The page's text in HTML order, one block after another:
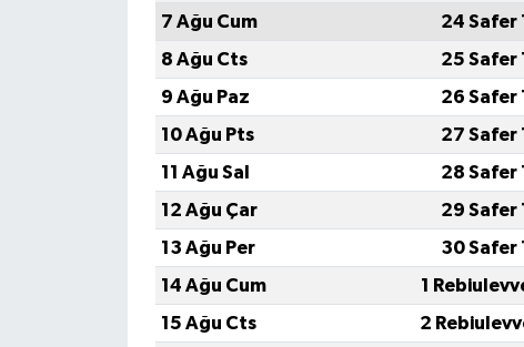
7 Ağu Cum
24 Safer
8 Ağu Cts
25 Safer
9 Ağu Paz
26 Safer
10 Ağu Pts
27 Safer
11 Ağu Sal
28 Safer
12 Ağu Çar
29 Safer
13 Ağu Per
30 Safer
14 Ağu Cum
1
15 Ağu Cts
2